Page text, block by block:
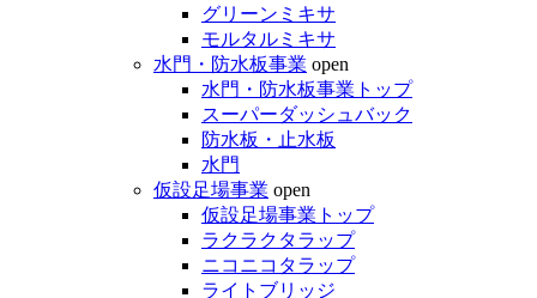
グリーンミキサ
モルタルミキサ
水門・防水板事業 open
水門・防水板事業トップ
スーパーダッシュバック
防水板・止水板
水門
仮設足場事業 open
仮設足場事業トップ
ラクラクタラップ
ニコニコタラップ
ライトブリッジ